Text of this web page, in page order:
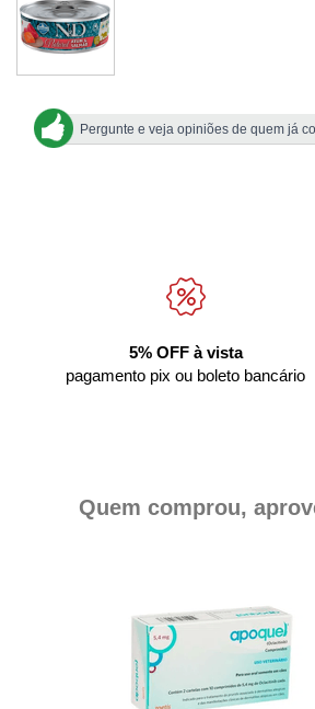
Pergunte e veja opiniões de quem já
5% OFF à vista
pagamento pix ou boleto bancário
Quem comprou,